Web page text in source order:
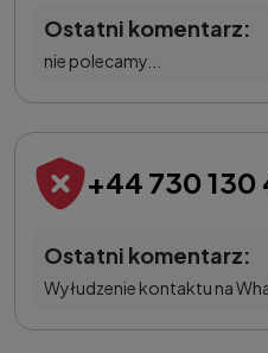
Ostatni komentarz:
nie polecamy...
+44 730 130
Ostatni komentarz:
Wyłudzenie kontaktu na